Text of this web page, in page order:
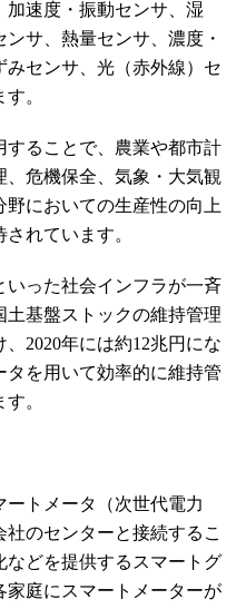
加速度・振動センサ、湿
サ、熱量センサ、濃度・
センサ、光（赤外線）セ
。
することで、農業や都市計
危機保全、気象・大気観
においての生産性の向上
れています。
いった社会インフラが一斉
基盤ストックの維持管理
2020年には約12兆円にな
タを用いて効率的に維持管
。
トメータ（次世代電力
のセンターと接続するこ
などを提供するスマートグ
家庭にスマートメーターが